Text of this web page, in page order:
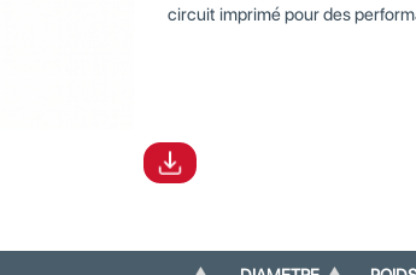
circuit imprimé pour des